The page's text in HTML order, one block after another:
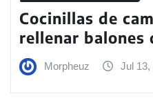
Cocinillas de
rellenar balones
Morpheuz Jul 13,